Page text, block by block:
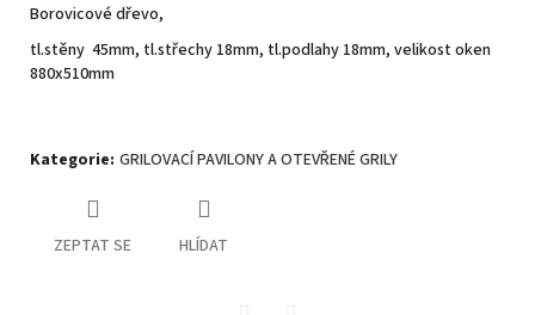
Borovicové dřevo,
tl.stěny 45mm, tl.střechy 18mm, tl.podlahy 18mm, velikost oken
880x510mm
Kategorie: GRILOVACÍ PAVILONY A OTEVŘENÉ GRILY
ZEPTAT SE HLÍDAT